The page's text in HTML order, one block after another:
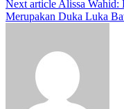
Next article Alissa Wahid:
Merupakan Duka Luka